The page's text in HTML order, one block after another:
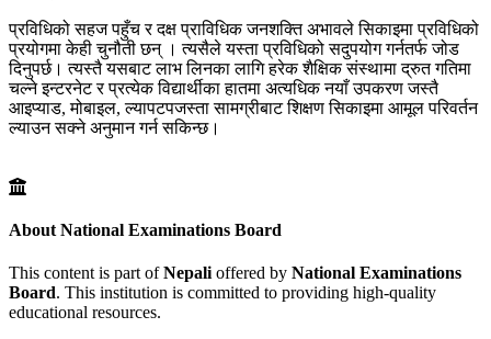
प्रविधिको सहज पहुँच र दक्ष प्राविधिक जनशक्ति अभावले सिकाइमा प्रविधिको
प्रयोगमा केही चुनौती छन् । त्यसैले यस्ता प्रविधिको सदुपयोग गर्नतर्फ जोड
दिनुपर्छ। त्यस्तै यसबाट लाभ लिनका लागि हरेक शैक्षिक संस्थामा द्रुत गतिमा
चल्ने इन्टरनेट र प्रत्येक विद्यार्थीका हातमा अत्यधिक नयाँ उपकरण जस्तै
आइप्याड, मोबाइल, ल्यापटपजस्ता सामग्रीबाट शिक्षण सिकाइमा आमूल परिवर्तन
ल्याउन सक्ने अनुमान गर्न सकिन्छ।
About National Examinations Board
This content is part ofNepali offered by National Examinations
Board. This institution is committed to providing high-quality
educational resources.